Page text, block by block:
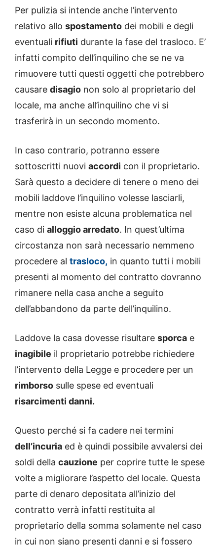
Per pulizia si intende anche l’intervento
relativo allo spostamento dei mobili e degli
eventuali rifiuti durante la fase del trasloco. E’
infatti compito dell’inquilino che se ne va
rimuovere tutti questi oggetti che potrebbero
causare disagio non solo al proprietario del
locale, ma anche all’inquilino che vi si
trasferirà in un secondo momento.
In caso contrario, potranno essere
sottoscritti nuovi accordi con il proprietario.
Sarà questo a decidere di tenere o meno dei
mobili laddove l’inquilino volesse lasciarli,
mentre non esiste alcuna problematica nel
caso di alloggio arredato. In quest’ultima
circostanza non sarà necessario nemmeno
procedere al trasloco, in quanto tutti i mobili
presenti al momento del contratto dovranno
rimanere nella casa anche a seguito
dell’abbandono da parte dell’inquilino.
Laddove la casa dovesse risultare sporca e
inagibile il proprietario potrebbe richiedere
l’intervento della Legge e procedere per un
rimborso sulle spese ed eventuali
risarcimenti danni.
Questo perché si fa cadere nei termini
dell’incuria ed è quindi possibile avvalersi dei
soldi della cauzione per coprire tutte le spese
volte a migliorare l’aspetto del locale. Questa
parte di denaro depositata all’inizio del
contratto verrà infatti restituita al
proprietario della somma solamente nel caso
in cui non siano presenti danni e si fossero